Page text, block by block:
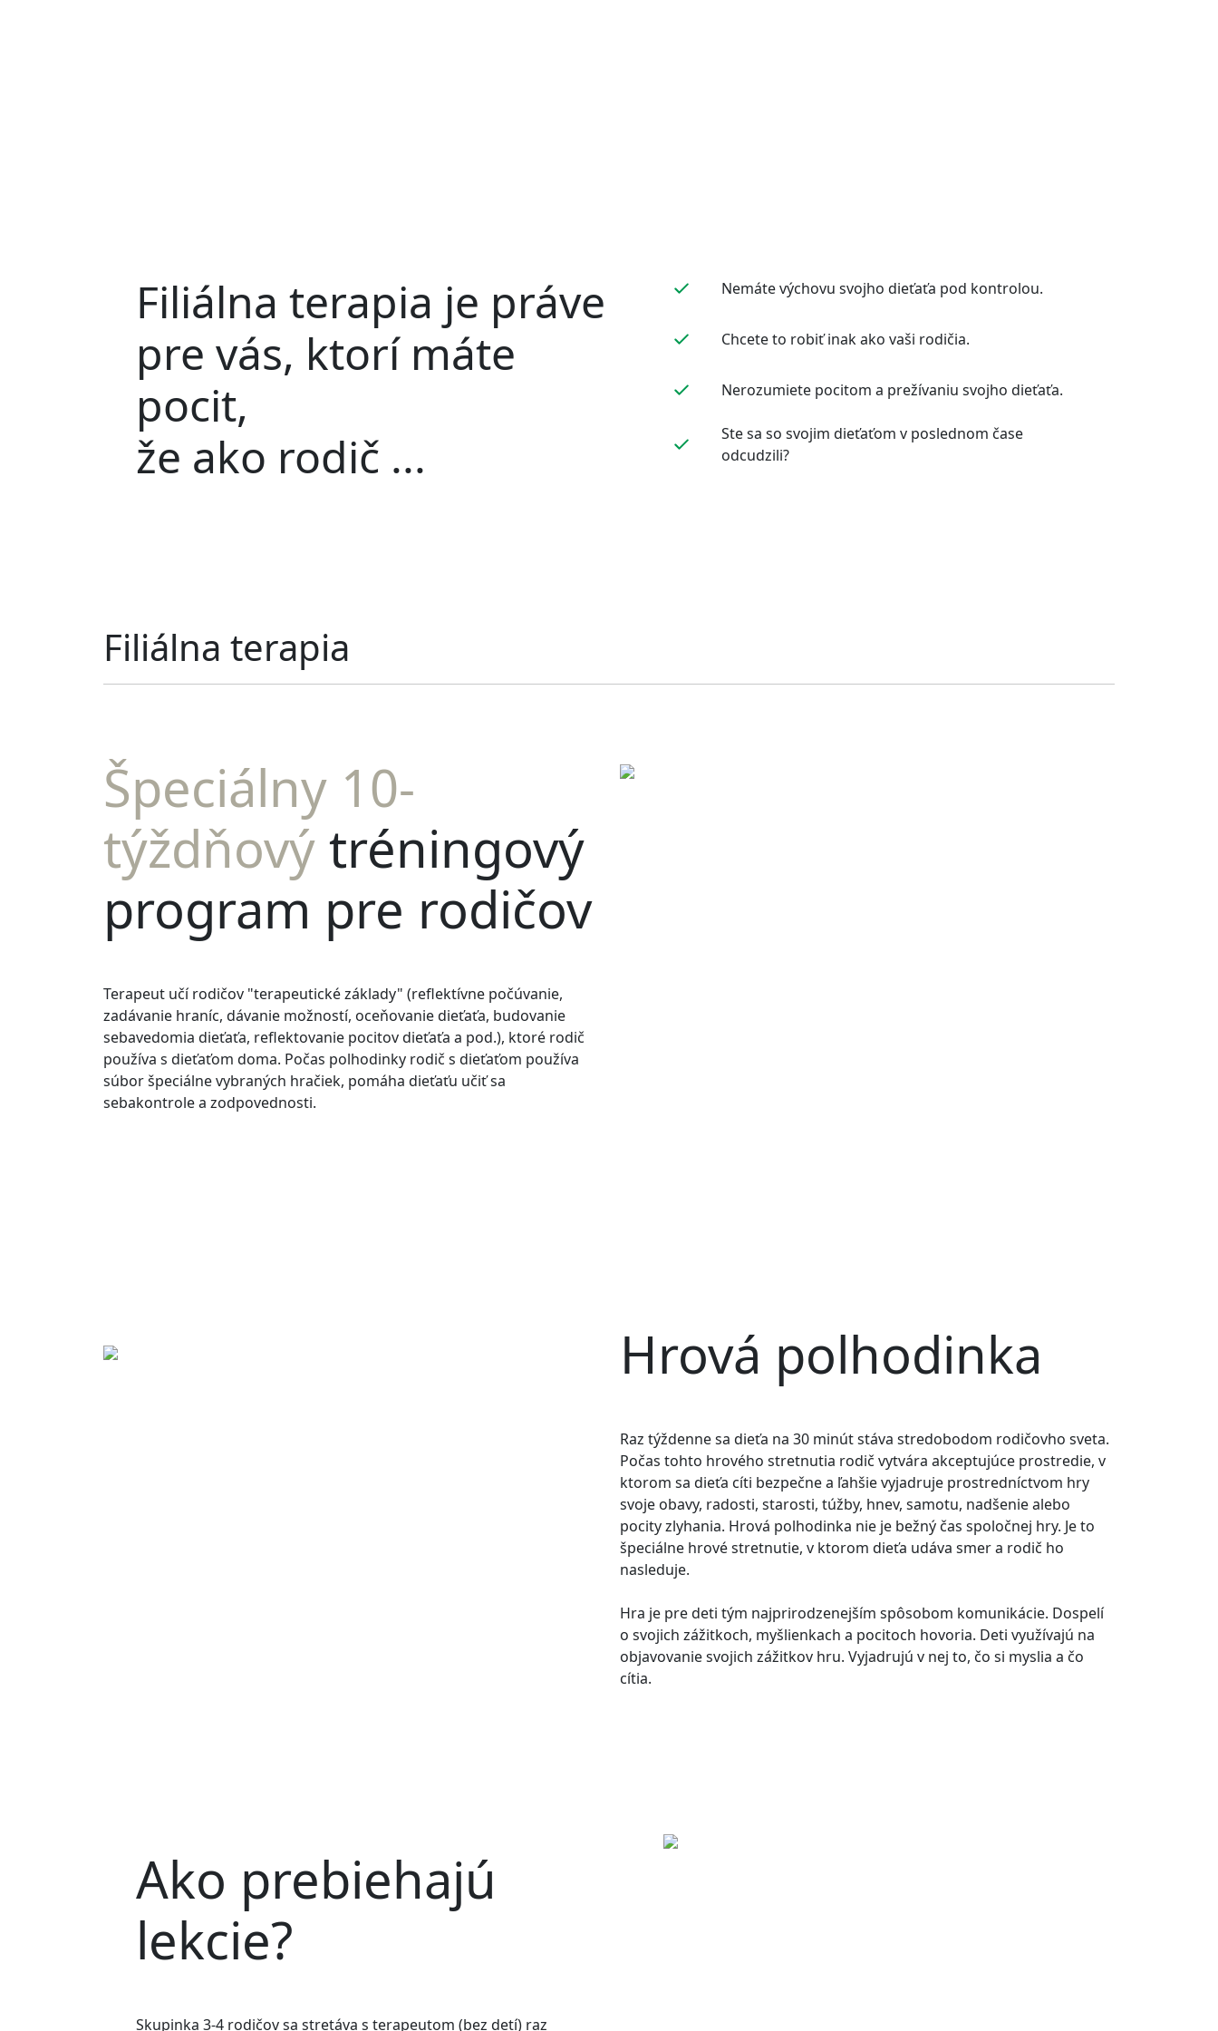
Filiálna terapia je práve
pre vás, ktorí máte
pocit,
že ako rodič ...
Nemáte výchovu svojho dieťaťa pod kontrolou.
Chcete to robiť inak ako vaši rodičia.
Nerozumiete pocitom a prežívaniu svojho dieťaťa.
Ste sa so svojim dieťaťom v poslednom čase
odcudzili?
Filiálna terapia
Špeciálny 10-
týždňovýtréningový
program pre rodičov
Terapeut učí rodičov "terapeutické základy" (reflektívne počúvanie,
zadávanie hraníc, dávanie možností, oceňovanie dieťaťa, budovanie
sebavedomia dieťaťa, reflektovanie pocitov dieťaťa a pod.), ktoré rodič
používa s dieťaťom doma. Počas polhodinky rodič s dieťaťom používa
súbor špeciálne vybraných hračiek, pomáha dieťaťu učiť sa
sebakontrole a zodpovednosti.
Hrová polhodinka
Raz týždenne sa dieťa na 30 minút stáva stredobodom rodičovho sveta.
Počas tohto hrového stretnutia rodič vytvára akceptujúce prostredie, v
ktorom sa dieťa cíti bezpečne a ľahšie vyjadruje prostredníctvom hry
svoje obavy, radosti, starosti, túžby, hnev, samotu, nadšenie alebo
pocity zlyhania. Hrová polhodinka nie je bežný čas spoločnej hry. Je to
špeciálne hrové stretnutie, v ktorom dieťa udáva smer a rodič ho
nasleduje.
Hra je pre deti tým najprirodzenejším spôsobom komunikácie. Dospelí
o svojich zážitkoch, myšlienkach a pocitoch hovoria. Deti využívajú na
objavovanie svojich zážitkov hru. Vyjadrujú v nej to, čo si myslia a čo
cítia.
Ako prebiehajú
lekcie?
Skupinka 3-4 rodičov sa stretáva s terapeutom (bez detí) raz